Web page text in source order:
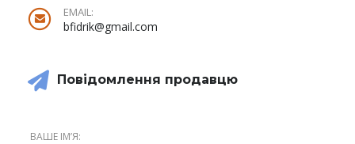
EMAIL:
bfidrik@gmail.com
Повідомлення продавцю
ВАШЕ ІМʼЯ: